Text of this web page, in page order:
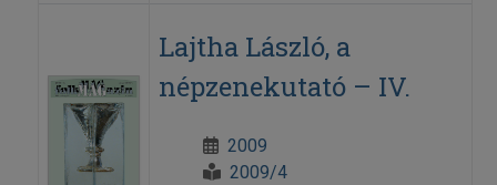
Lajtha László, a
népzenekutató – IV.
2009
2009/4